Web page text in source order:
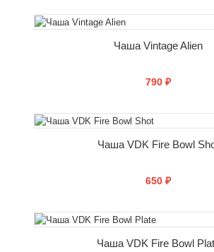
СООБЩИТЬ О
Чаша Vintage Alien
790 ₽
СООБЩИТЬ О
Чаша VDK Fire Bowl
650 ₽
СООБЩИТЬ О
Чаша VDK Fire Bowl